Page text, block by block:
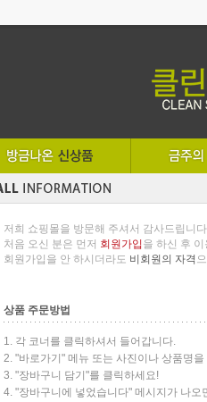
저희 쇼핑몰을 방문해 주셔서 감사드립니
처음 오신 분은 먼저 회원가입 을 하신 후
회원가입을 안 하시더라도 비회원의 자격
상품 주문방법
1. 각 코너를 클릭하셔서 들어갑니다.
2. "바로가기" 메뉴 또는 사진이나 상품명
3. "장바구니 담기"를 클릭하세요!
4. "장바구니에 넣었습니다" 메시지가 나